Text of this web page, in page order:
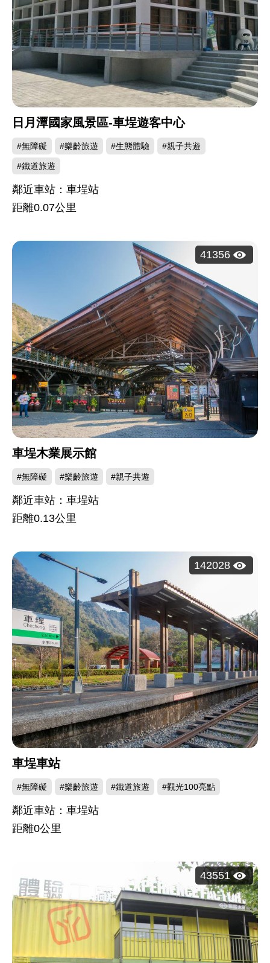
日月潭國家風景區-車埕遊客中心
#無障礙 #樂齡旅遊 #生態體驗 #親子共遊
#鐵道旅遊
鄰近車站：車埕站
距離0.07公里
車埕木業展示館
#無障礙 #樂齡旅遊 #親子共遊
鄰近車站：車埕站
距離0.13公里
瀏
覽
人
次：
41356
車埕車站
#無障礙 #樂齡旅遊 #鐵道旅遊 #觀光100亮點
鄰近車站：車埕站
距離0公里
瀏
人
次：
142028
瀏
覽
人
次：
43551